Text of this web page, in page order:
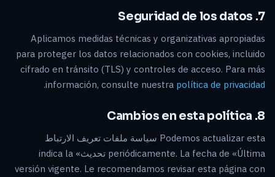
7. Seguridad de los datos
Aplicamos medidas técnicas y organizativas apropiadas
para proteger los datos relacionados con cookies, incluido
cifrado en tránsito (TLS) y controles de acceso. Para más
información, consulte nuestra política de privacidad
.
8. Cambios en esta política
Podemos actualizar esta سياسة ملفات تعريف الارتباط
periódicamente. La fecha de «Última تحديث» indica la
versión vigente. Le recomendamos revisar esta página con